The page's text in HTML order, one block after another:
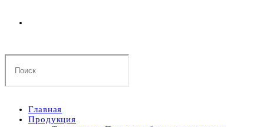
Поиск
Главная
Продукция